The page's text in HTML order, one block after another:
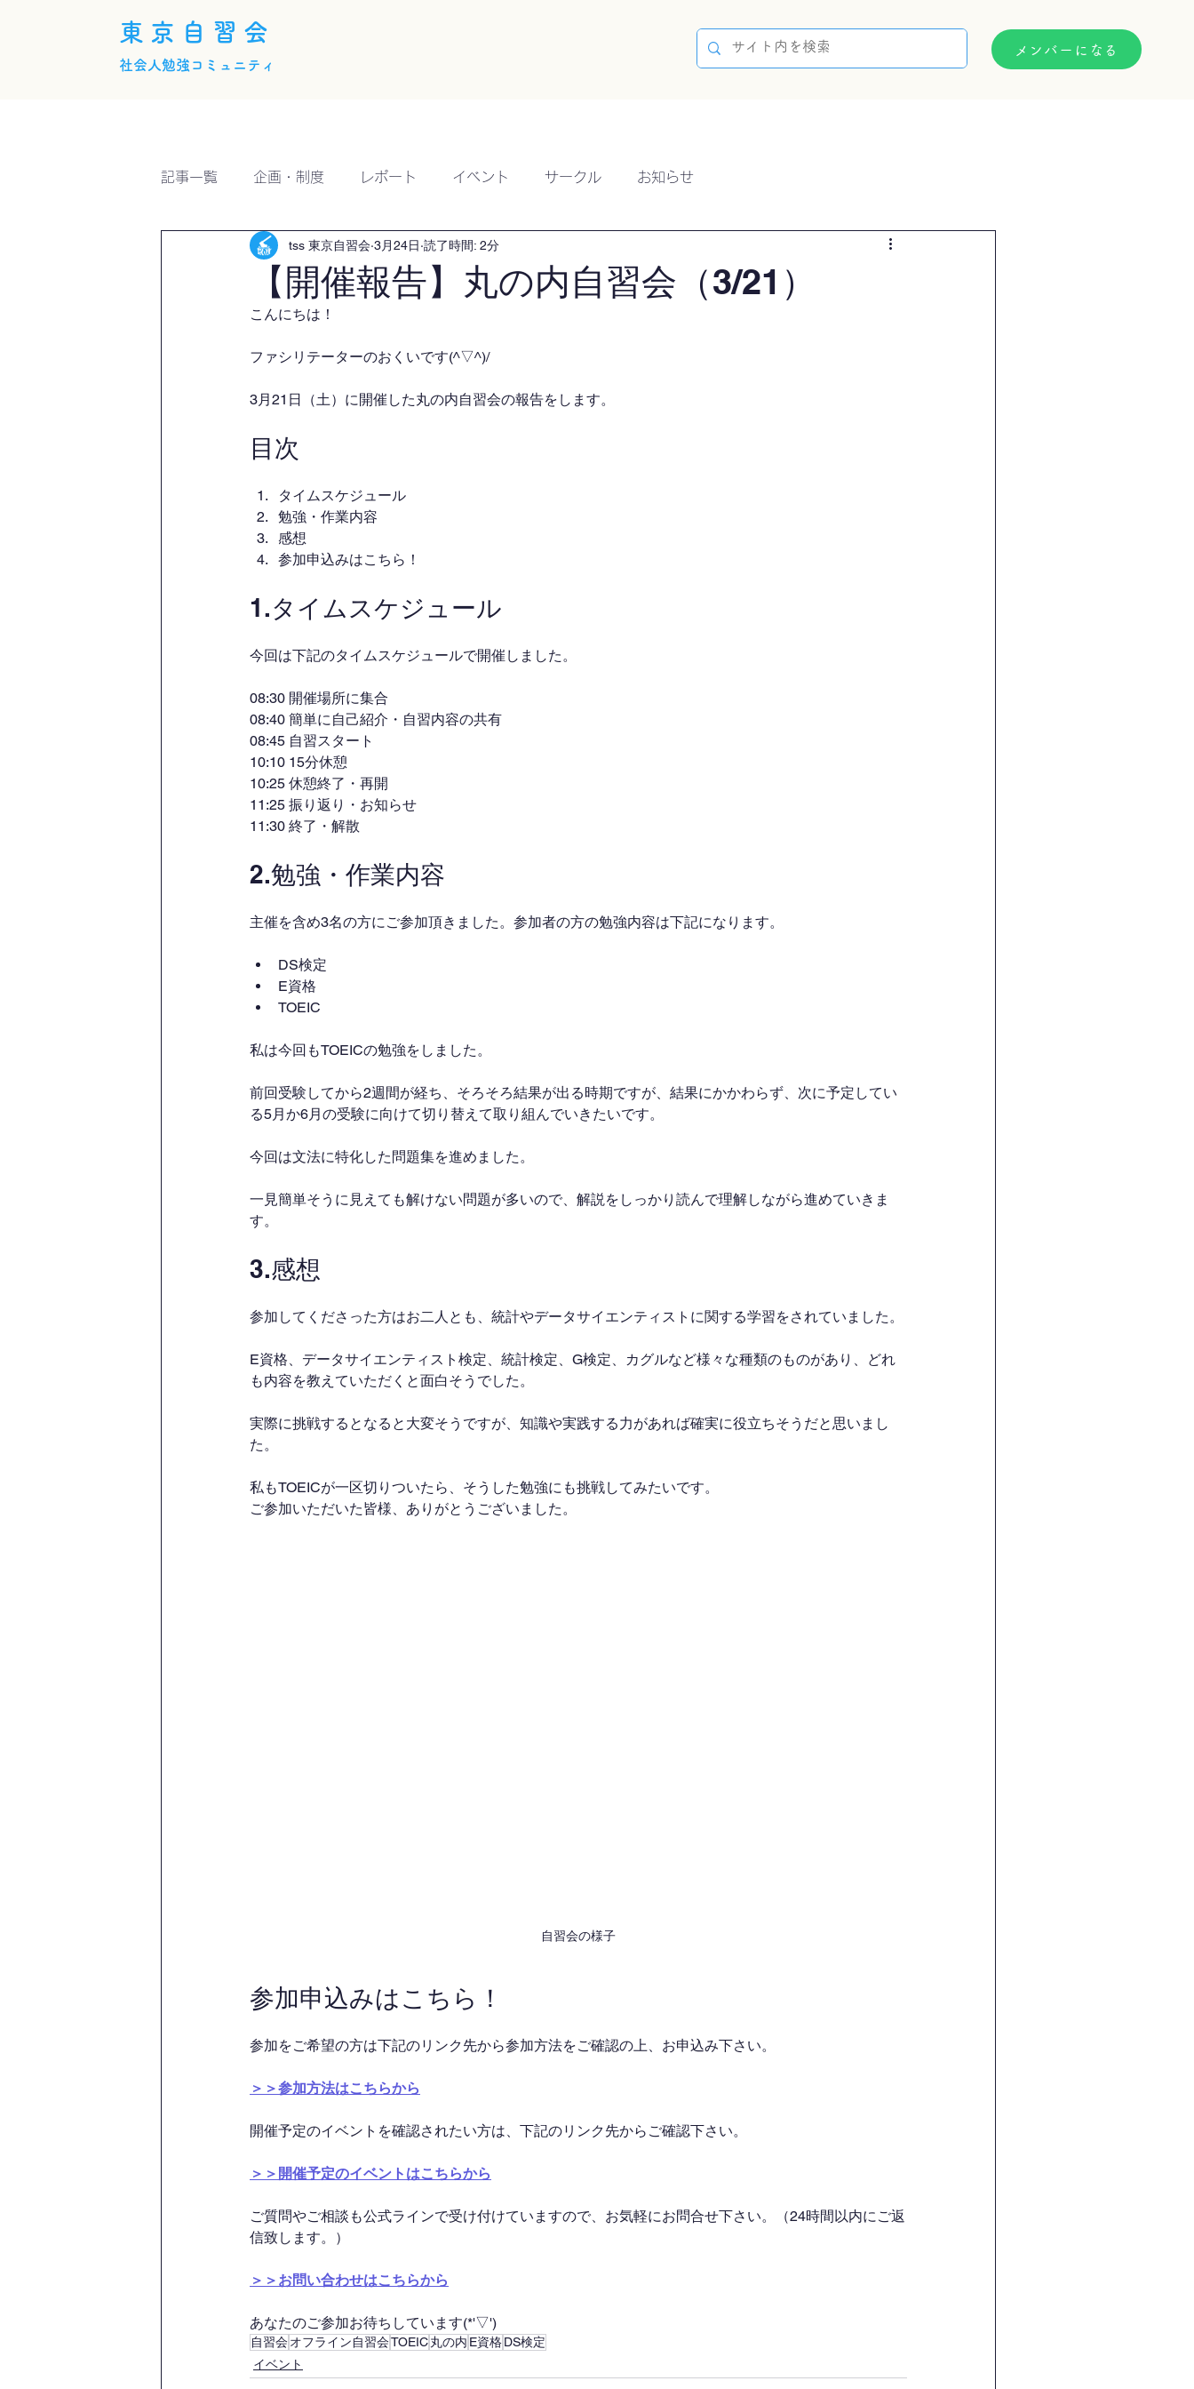
東京自習会
社会人勉強コミュニティ
メンバーになる
記事一覧 企画・制度 レポート イベント サークル お知らせ
【開催報告】丸の内自習会（3/21）
tss 東京自習会 3月24日 読了時間: 2分
こんにちは！
ファシリテーターのおくいです(^▽^)/
3月21日（土）に開催した丸の内自習会の報告をします。
目次
タイムスケジュール
勉強・作業内容
感想
参加申込みはこちら！
1.タイムスケジュール
今回は下記のタイムスケジュールで開催しました。
08:30 開催場所に集合
08:40 簡単に自己紹介・自習内容の共有
08:45 自習スタート
10:10 15分休憩
10:25 休憩終了・再開
11:25 振り返り・お知らせ
11:30 終了・解散
2.勉強・作業内容
主催を含め3名の方にご参加頂きました。参加者の方の勉強内容は下記になります。
DS検定
E資格
TOEIC
私は今回もTOEICの勉強をしました。
前回受験してから2週間が経ち、そろそろ結果が出る時期ですが、結果にかかわらず、次に予定してい
る5月か6月の受験に向けて切り替えて取り組んでいきたいです。
今回は文法に特化した問題集を進めました。
一見簡単そうに見えても解けない問題が多いので、解説をしっかり読んで理解しながら進めていきま
す。
3.感想
参加してくださった方はお二人とも、統計やデータサイエンティストに関する学習をされていました。
E資格、データサイエンティスト検定、統計検定、G検定、カグルなど様々な種類のものがあり、どれ
も内容を教えていただくと面白そうでした。
実際に挑戦するとなると大変そうですが、知識や実践する力があれば確実に役立ちそうだと思いまし
た。
私もTOEICが一区切りついたら、そうした勉強にも挑戦してみたいです。
ご参加いただいた皆様、ありがとうございました。
自習会の様子
参加申込みはこちら！
参加をご希望の方は下記のリンク先から参加方法をご確認の上、お申込み下さい。
＞＞参加方法はこちらから
開催予定のイベントを確認されたい方は、下記のリンク先からご確認下さい。
＞＞開催予定のイベントはこちらから
ご質問やご相談も公式ラインで受け付けていますので、お気軽にお問合せ下さい。（24時間以内にご返
信致します。）
＞＞お問い合わせはこちらから
あなたのご参加お待ちしています(*'▽')
自習会オフライン自習会TOEIC丸の内 E資格DS検定
イベント